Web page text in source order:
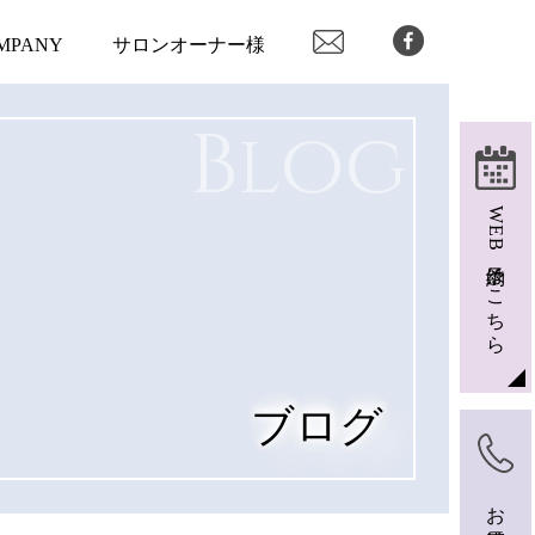
WEB予約はこちら
サロンオーナー様
ブログ